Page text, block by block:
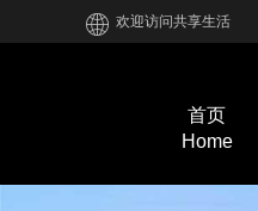
欢迎访问共享生活
首页
Home